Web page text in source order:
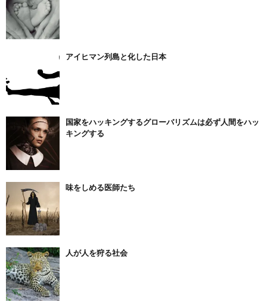
アイヒマン列島と化した日本
国家をハッキングするグローバリズムは必ず人間をハッ
キングする
味をしめる医師たち
人が人を狩る社会